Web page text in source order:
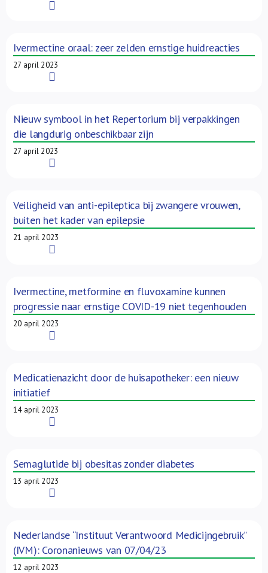
Ivermectine oraal: zeer zelden ernstige huidreacties
27 april 2023
Nieuw symbool in het Repertorium bij verpakkingen
die langdurig onbeschikbaar zijn
27 april 2023
Veiligheid van anti-epileptica bij zwangere vrouwen,
buiten het kader van epilepsie
21 april 2023
Ivermectine, metformine en fluvoxamine kunnen
progressie naar ernstige COVID-19 niet tegenhouden
20 april 2023
Medicatienazicht door de huisapotheker: een nieuw
initiatief
14 april 2023
Semaglutide bij obesitas zonder diabetes
13 april 2023
Nederlandse “Instituut Verantwoord Medicijngebruik”
(IVM): Coronanieuws van 07/04/23
12 april 2023